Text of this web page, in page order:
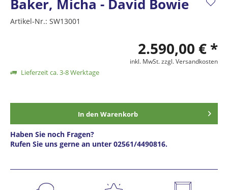
Baker, Micha - David Bowie
Artikel-Nr.: SW13001
2.590,00 € *
inkl. MwSt.zzgl. Versandkosten
Lieferzeit ca. 3-8 Werktage
In den Warenkorb
Haben Sie noch Fragen?
Rufen Sie uns gerne an unter 02561/4490816.
Preis anfragen